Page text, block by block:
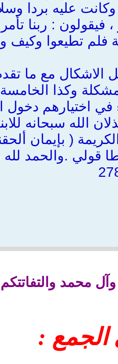
عليه بردا
فيقولون : ربنا
فلم تطيعوا
الاشكال مع ما
وكذا الخامسة
في اختيارهم دخول
الله سبحانه
( بإيمان
قولي .والحمد لله
محمد
الجمع :